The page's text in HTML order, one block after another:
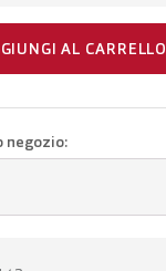
AL CARRELLO
negozio: